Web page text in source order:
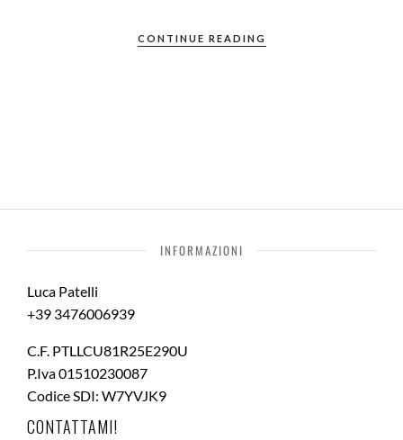
CONTINUE READING
INFORMAZIONI
Luca Patelli
+39 3476006939
C.F. PTLLCU81R25E290U
P.Iva 01510230087
Codice SDI: W7YVJK9
CONTATTAMI!